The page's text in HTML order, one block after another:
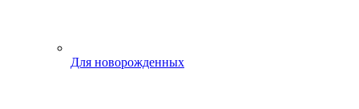
Для новорожденных